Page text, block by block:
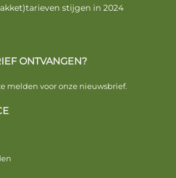
stijgen in 2024
ONTVANGEN?
melden voor onze nieuwsbrief.